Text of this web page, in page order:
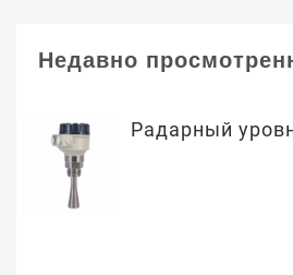
Недавно
Радарный